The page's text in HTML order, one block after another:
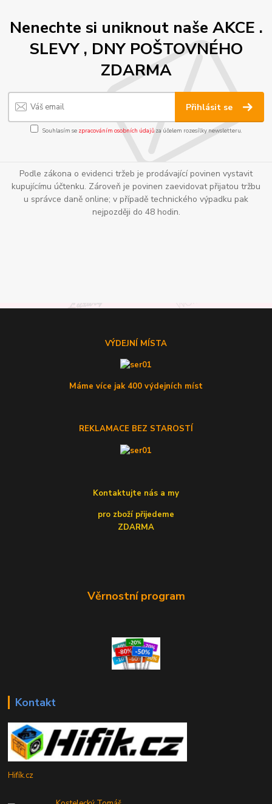
Nenechte si uniknout naše AKCE .
SLEVY , DNY POŠTOVNÉHO
ZDARMA
Přihlásit se
Souhlasím se zpracováním osobních údajůza účelem rozesílky newsletteru.
Podle zákona o evidenci tržeb je prodávající povinen vystavit
kupujícímu účtenku. Zároveň je povinen zaevidovat přijatou tržbu
u správce daně online; v případě technického výpadku pak
nejpozději do 48 hodin.
VÝDEJNÍ MÍSTA
Máme více jak 400 výdejních míst
REKLAMACE BEZ STAROSTÍ
Kontaktujte nás a my
pro zboží přijedeme
ZDARMA
Věrnostní program
Kontakt
Hifík.cz